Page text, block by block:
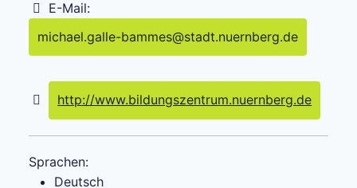
E-Mail:
michael.galle-bammes@stadt.nuernberg.de
http://www.bildungszentrum.nuernberg.de
Sprachen:
Deutsch